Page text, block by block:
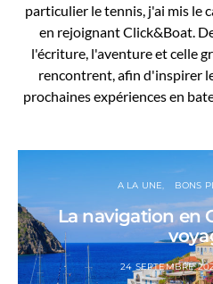
particulier le tennis, j'ai mis le
en rejoignant Click&Boat.
l'écriture, l'aventure et celle
rencontrent, afin d'inspirer
prochaines expériences en
A LA UNE BONS
La navigation en
24 SEPTEMBRE